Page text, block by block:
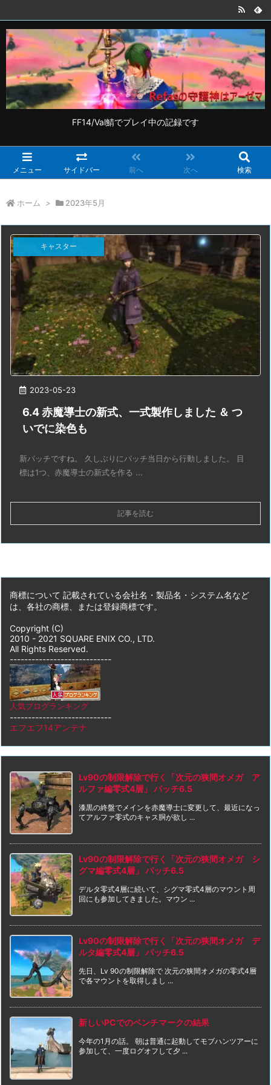
FF14/Val鯖でプレイ中の記録です
メニュー サイドバー 前へ 次へ 検索
ホーム > 2023年5月
2023-05-23
キャスター
6.4 赤魔導士の新式、一式製作しました ＆ つ
いでに染色も
新パッチですね。 久しぶりにパッチ当日から行動しました。 目
標は1つ、赤魔導士の新式を作る ...
記事を読む
商標について 記載されている会社名・製品名・システム名など
は、各社の商標、または登録商標です。
Copyright (C)
2010 - 2021 SQUARE ENIX CO., LTD.
All Rights Reserved.
----------------------------
人気ブログランキング
----------------------------
エフエフ14アンテナ
Lv90の制限解除で行く「次元の狭間オメガ ア
ルファ編零式4層」 パッチ6.5
漆黒の終盤でメインを赤魔導士に変更して、最近になっ
てアルファ零式のキャス胴が欲し ...
Lv90の制限解除で行く「次元の狭間オメガ シ
グマ編零式4層」 パッチ6.5
デルタ零式4層に続いて、シグマ零式4層のマウント周
回にも参加してきました。マウン ...
Lv90の制限解除で行く「次元の狭間オメガ デ
ルタ編零式4層」 パッチ6.5
先日、Lv 90の制限解除で 次元の狭間オメガの零式4層
で各マウントを取得しまし ...
新しいPCでのベンチマークの結果
今年の1月の話。 朝は普通に起動してモブハンツアーに
参加して、一度ログオフして夕 ...